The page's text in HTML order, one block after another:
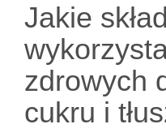
Jakie
zdrowych
cukru i